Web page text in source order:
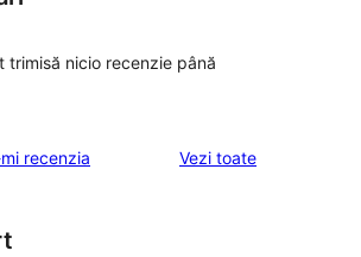
trimisă nicio recenzie până
recenzia Vezi toaterecenziile